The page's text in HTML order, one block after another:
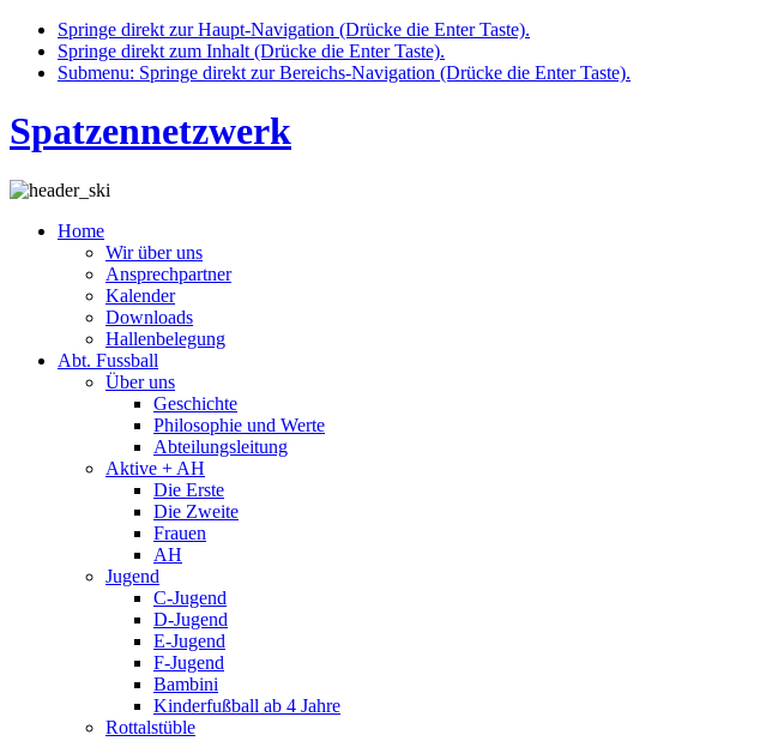
Springe direkt zur Haupt-Navigation (Drücke die Enter Taste).
Springe direkt zum Inhalt (Drücke die Enter Taste).
Submenu: Springe direkt zur Bereichs-Navigation (Drücke die Enter Taste).
Spatzennetzwerk
Home
Wir über uns
Ansprechpartner
Kalender
Downloads
Hallenbelegung
Abt. Fussball
Über uns
Geschichte
Philosophie und Werte
Abteilungsleitung
Aktive + AH
Die Erste
Die Zweite
Frauen
AH
Jugend
C-Jugend
D-Jugend
E-Jugend
F-Jugend
Bambini
Kinderfußball ab 4 Jahre
Rottalstüble